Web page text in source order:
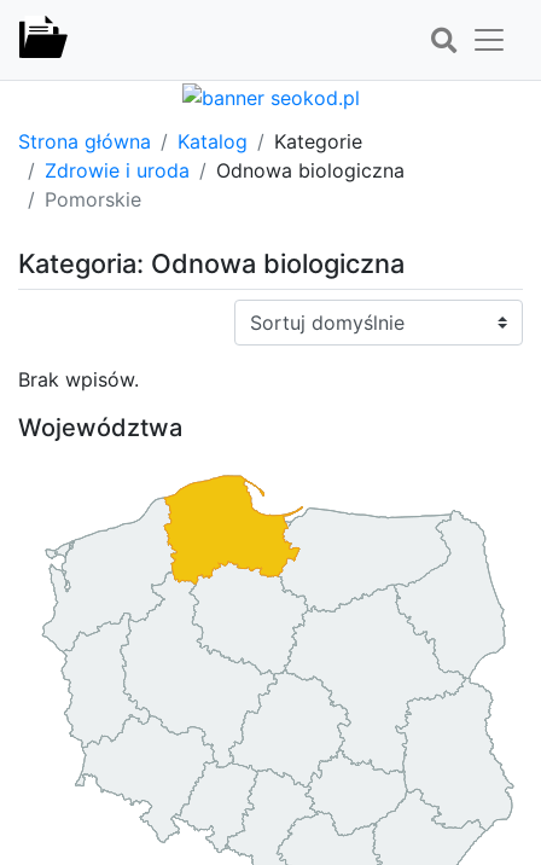
Strona główna Katalog
Kategorie
Zdrowie i uroda
Odnowa biologiczna
Pomorskie
Kategoria: Odnowa biologiczna
Sortuj:
Brak wpisów.
Województwa